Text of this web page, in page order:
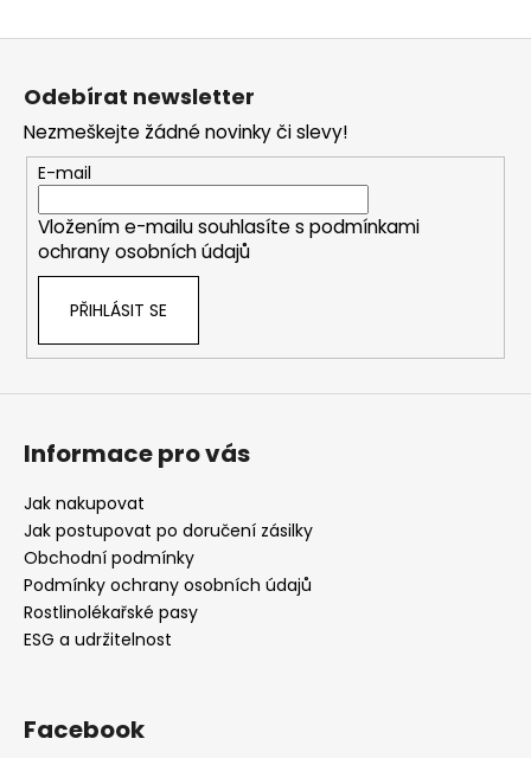
Z
Odebírat newsletter
Nezmeškejte žádné novinky či slevy!
E-mail
Vložením e-mailu souhlasíte s podmínkami
ochrany osobních údajů
PŘIHLÁSIT SE
Informace pro vás
Jak nakupovat
Jak postupovat po doručení zásilky
Obchodní podmínky
Podmínky ochrany osobních údajů
Rostlinolékařské pasy
ESG a udržitelnost
Facebook